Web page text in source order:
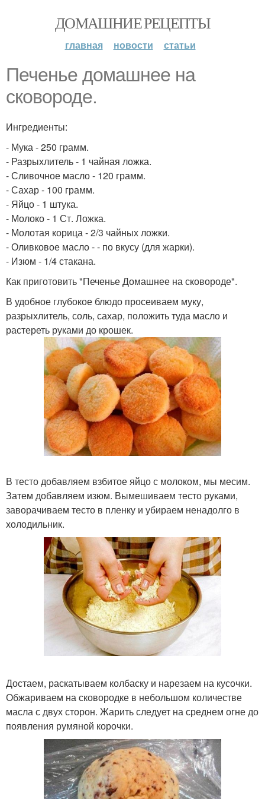
ДОМАШНИЕ РЕЦЕПТЫ
главная новости статьи
Печенье домашнее на
сковороде.
Ингредиенты:
- Мука - 250 грамм.
- Разрыхлитель - 1 чайная ложка.
- Сливочное масло - 120 грамм.
- Сахар - 100 грамм.
- Яйцо - 1 штука.
- Молоко - 1 Ст. Ложка.
- Молотая корица - 2/3 чайных ложки.
- Оливковое масло - - по вкусу (для жарки).
- Изюм - 1/4 стакана.
Как приготовить "Печенье Домашнее на сковороде".
В удобное глубокое блюдо просеиваем муку,
разрыхлитель, соль, сахар, положить туда масло и
растереть руками до крошек.
В тесто добавляем взбитое яйцо с молоком, мы месим.
Затем добавляем изюм. Вымешиваем тесто руками,
заворачиваем тесто в пленку и убираем ненадолго в
холодильник.
Достаем, раскатываем колбаску и нарезаем на кусочки.
Обжариваем на сковородке в небольшом количестве
масла с двух сторон. Жарить следует на среднем огне до
появления румяной корочки.